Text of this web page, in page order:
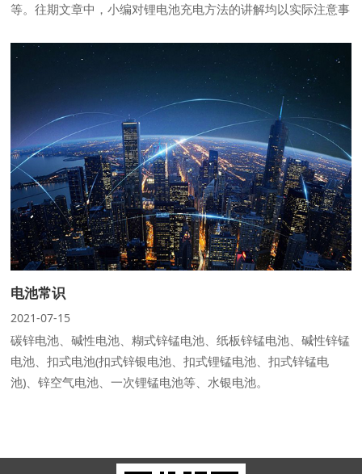
等。往期文章中，小编对锂电池充电方法的讲解均以实际注意事
电池常识
2021-07-15
碳锌电池、碱性电池、糊式锌锰电池、纸板锌锰电池、碱性锌锰
电池、扣式电池(扣式锌银电池、扣式锂锰电池、扣式锌锰电
池)、锌空气电池、一次锂锰电池等、水银电池。